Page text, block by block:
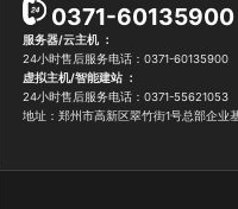
0371-60135900
服务器/云主机 ：
24小时售后服务电话：0371-60135900
虚拟主机/智能建站 ：
24小时售后服务电话：0371-55621053
地址：郑州市高新区翠竹街1号总部企业